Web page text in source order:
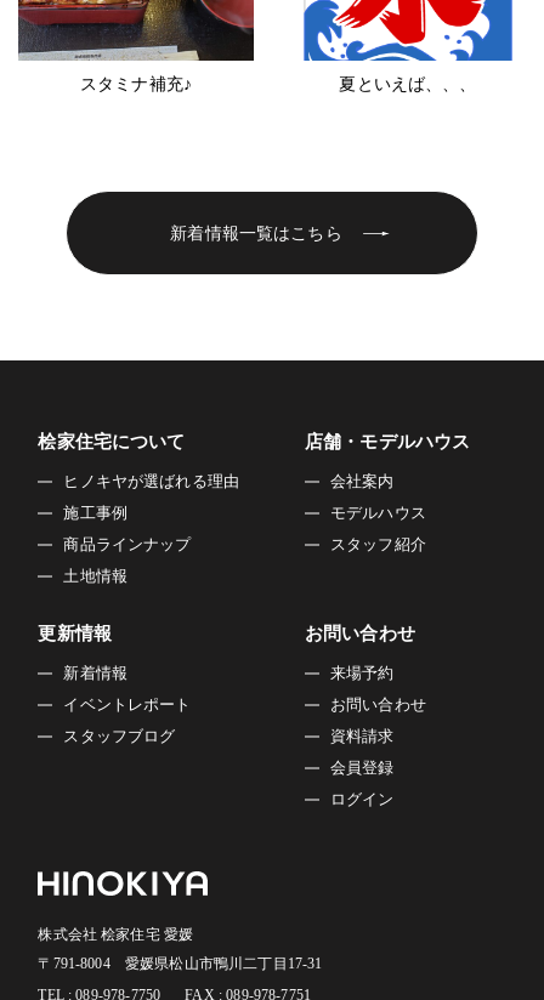
スタミナ補充♪ 夏といえば、、、
新着情報一覧はこちら
桧家住宅について
ヒノキヤが選ばれる理由
施工事例
商品ラインナップ
土地情報
店舗・モデルハウス
会社案内
モデルハウス
スタッフ紹介
更新情報
新着情報
イベントレポート
スタッフブログ
お問い合わせ
来場予約
お問い合わせ
資料請求
会員登録
ログイン
株式会社 桧家住宅 愛媛
〒791-8004 愛媛県松山市鴨川二丁目17-31
TEL : 089-978-7750
FAX : 089-978-7751